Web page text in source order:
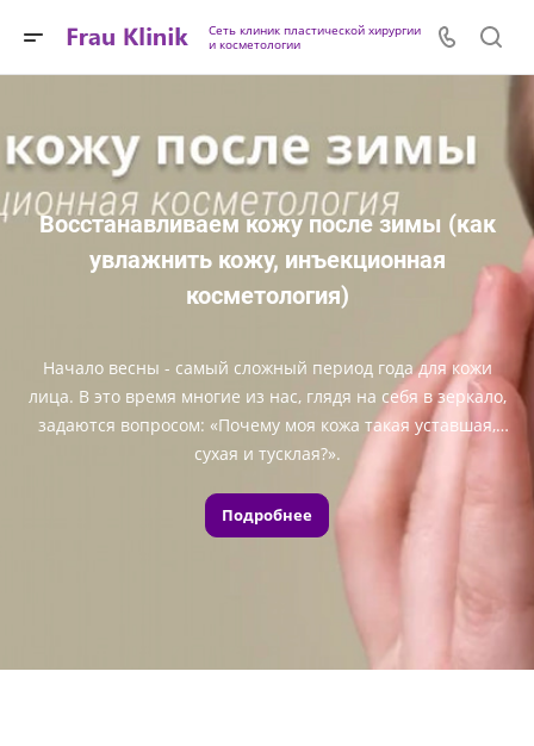
Сеть клиник пластической хирургии
и косметологии
Восстанавливаем кожу после зимы (как
увлажнить кожу, инъекционная
косметология)
Начало весны - самый сложный период года для кожи
лица. В это время многие из нас, глядя на себя в зеркало,
задаются вопросом: «Почему моя кожа такая уставшая,
сухая и тусклая?».
Подробнее